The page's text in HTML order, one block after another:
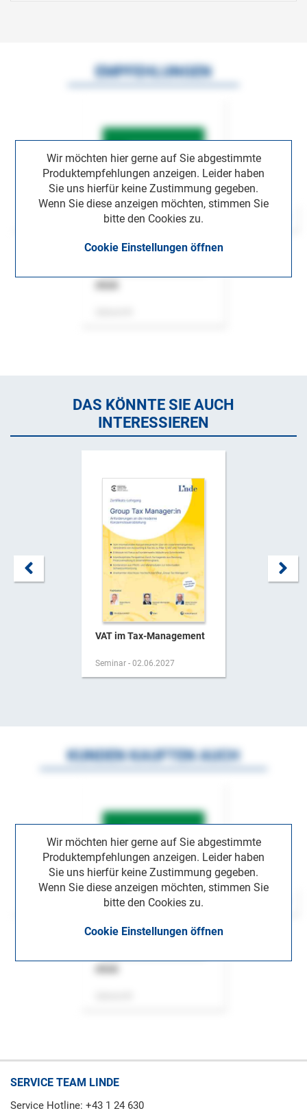
Wir möchten hier gerne auf Sie abgestimmte
Produktempfehlungen anzeigen. Leider haben
Sie uns hierfür keine Zustimmung gegeben.
Wenn Sie diese anzeigen möchten, stimmen Sie
bitte den Cookies zu.
Cookie Einstellungen öffnen
EMPFEHLUNGEN
DAS KÖNNTE SIE AUCH
INTERESSIEREN
VAT im Tax-Management
Seminar - 02.06.2027
Wir möchten hier gerne auf Sie abgestimmte
Produktempfehlungen anzeigen. Leider haben
Sie uns hierfür keine Zustimmung gegeben.
Wenn Sie diese anzeigen möchten, stimmen Sie
bitte den Cookies zu.
Cookie Einstellungen öffnen
KUNDEN KAUFTEN AUCH
SERVICE TEAM LINDE
Service Hotline: +43 1 24 630